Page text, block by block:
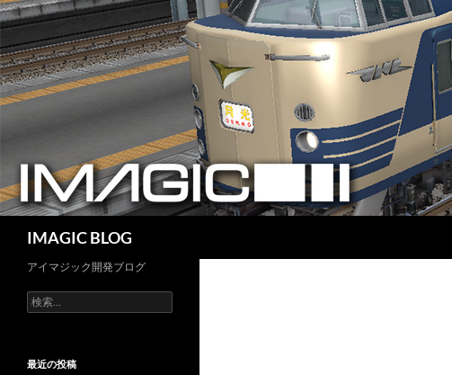
コ
ン
テ
ン
ツ
ッ
プ
IMAGIC BLOG
アイマジック開発ブログ
検
索:
最近の投稿